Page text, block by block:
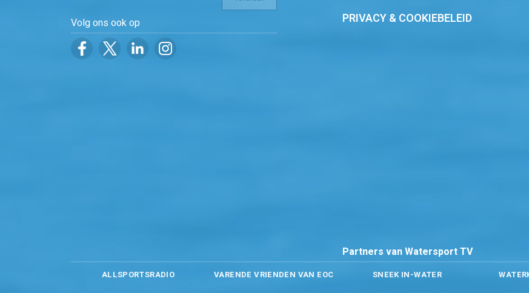
Volg ons ook op
PRIVACY & COOKIEBELEID
Partners van Watersport TV
ALLSPORTSRADIO VARENDE VRIENDEN VAN EOC SNEEK IN-WATER